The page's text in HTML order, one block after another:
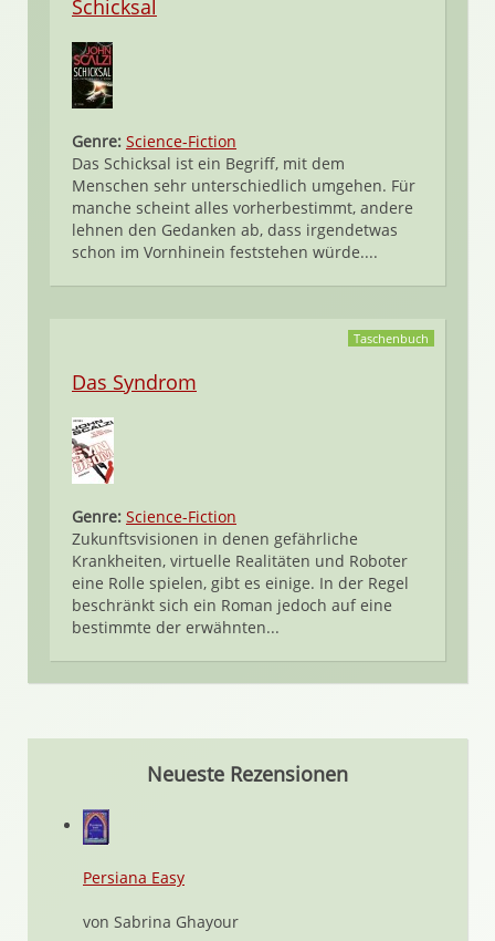
Schicksal
Genre: Science-Fiction
Das Schicksal ist ein Begriff, mit dem
Menschen sehr unterschiedlich umgehen. Für
manche scheint alles vorherbestimmt, andere
lehnen den Gedanken ab, dass irgendetwas
schon im Vornhinein feststehen würde....
Taschenbuch
Das Syndrom
Genre: Science-Fiction
Zukunftsvisionen in denen gefährliche
Krankheiten, virtuelle Realitäten und Roboter
eine Rolle spielen, gibt es einige. In der Regel
beschränkt sich ein Roman jedoch auf eine
bestimmte der erwähnten...
Neueste Rezensionen
Persiana Easy
von Sabrina Ghayour